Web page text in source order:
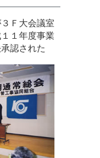
Ｆ大会議室
１年度事業
認された